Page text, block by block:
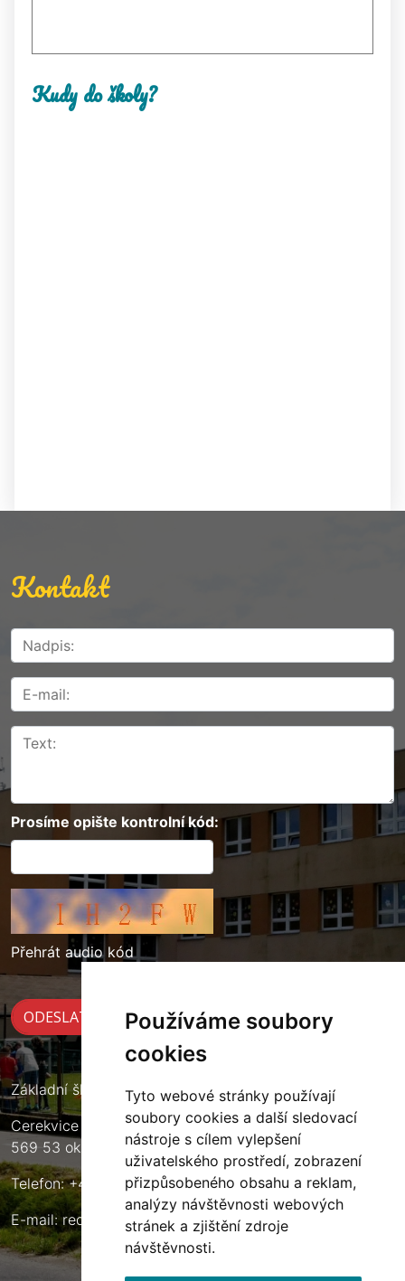
Používáme soubory
cookies
Tyto webové stránky používají
soubory cookies a další sledovací
nástroje s cílem vylepšení
uživatelského prostředí, zobrazení
přizpůsobeného obsahu a reklam,
analýzy návštěvnosti webových
stránek a zjištění zdroje
návštěvnosti.
Kudy do školy?
Kontakt
Prosíme opište kontrolní kód:
Přehrát audio kód
Základní škola Cerekvice nad Loučnou
Cerekvice nad Loučnou 135
569 53 okres Svitavy
Telefon: +420 461 633 140
E-mail:reditel@zscerekvice.cz